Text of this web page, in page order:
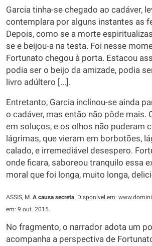
Garcia tinha-se chegado ao cadáver,
contemplara por alguns instantes as
Depois, como se a morte
se e beijou-a na testa. Foi nesse
Fortunato chegou à porta. Estacou
podia ser o beijo da amizade, podia
livro adúltero [...].
Entretanto, Garcia inclinou-se ainda
o cadáver, mas então não pôde mais.
em soluços, e os olhos não puderam
lágrimas, que vieram em borbotões,
calado, e irremediável desespero.
onde ficara, saboreou tranquilo essa
moral que foi longa, muito longa,
ASSIS, M. A causa secreta. Disponível em:
em: 9 out. 2015.
No fragmento, o narrador adota um
acompanha a perspectiva de